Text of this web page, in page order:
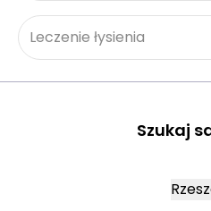
Leczenie łysienia
Szukaj